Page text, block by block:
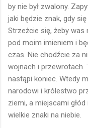
by nie był zwalony.
jaki będzie znak, gdy
Strzeżcie się, żeby was
pod moim imieniem i
czas. Nie chodźcie za
wojnach i przewrotach.
nastąpi koniec. Wtedy
narodowi i królestwo
ziemi, a miejscami
wielkie znaki na niebie.